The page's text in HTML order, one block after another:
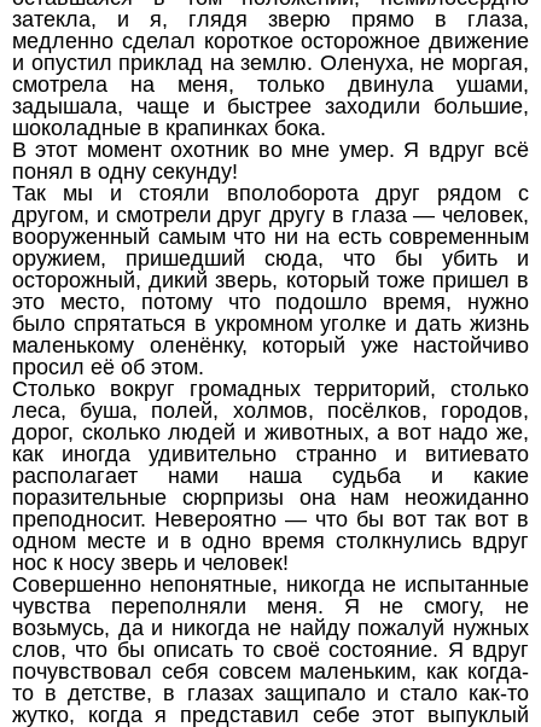
затекла, и я, глядя зверю прямо в глаза,
медленно сделал короткое осторожное движение
и опустил приклад на землю. Оленуха, не моргая,
смотрела на меня, только двинула ушами,
задышала, чаще и быстрее заходили большие,
шоколадные в крапинках бока.
В этот момент охотник во мне умер. Я вдруг всё
понял в одну секунду!
Так мы и стояли вполоборота друг рядом с
другом, и смотрели друг другу в глаза — человек,
вооруженный самым что ни на есть современным
оружием, пришедший сюда, что бы убить и
осторожный, дикий зверь, который тоже пришел в
это место, потому что подошло время, нужно
было спрятаться в укромном уголке и дать жизнь
маленькому оленёнку, который уже настойчиво
просил её об этом.
Столько вокруг громадных территорий, столько
леса, буша, полей, холмов, посёлков, городов,
дорог, сколько людей и животных, а вот надо же,
как иногда удивительно странно и витиевато
располагает нами наша судьба и какие
поразительные сюрпризы она нам неожиданно
преподносит. Невероятно — что бы вот так вот в
одном месте и в одно время столкнулись вдруг
нос к носу зверь и человек!
Совершенно непонятные, никогда не испытанные
чувства переполняли меня. Я не смогу, не
возьмусь, да и никогда не найду пожалуй нужных
слов, что бы описать то своё состояние. Я вдруг
почувствовал себя совсем маленьким, как когда-
то в детстве, в глазах защипало и стало как-то
жутко, когда я представил себе этот выпуклый